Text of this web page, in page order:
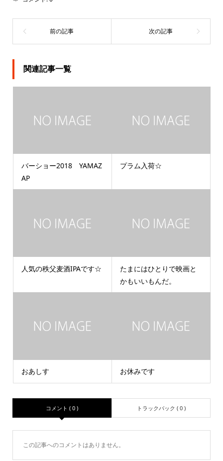
関連記事一覧
バーショー2018 YAMAZ
AP
プラム入荷☆
人気の秩父麦酒IPAです☆
たまにはひとりで映画と
かもいいもんだ。
おあしす お休みです
コメント ( 0 ) トラックバック ( 0 )
この記事へのコメントはありません。